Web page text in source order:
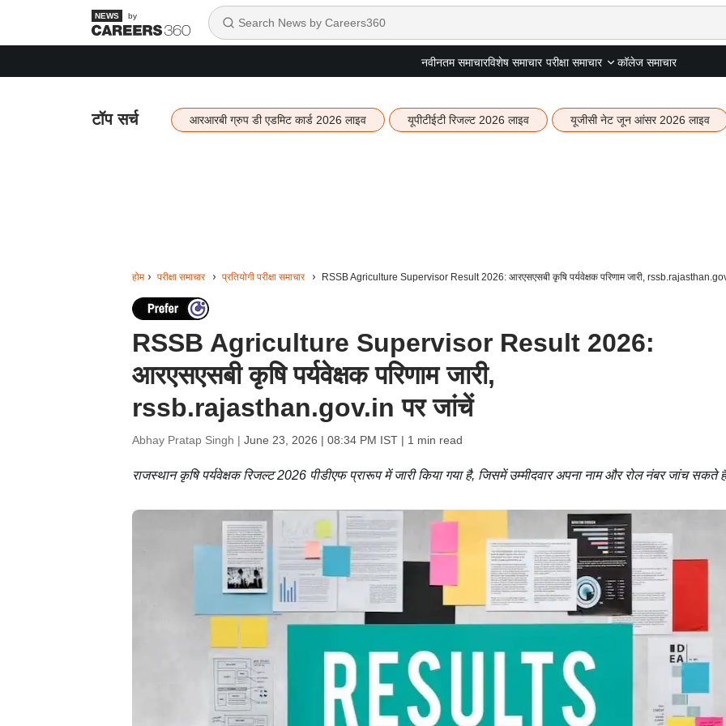
by
नवीनतम समाचारविशेष समाचार परीक्षा समाचार कॉलेज समाचार
टॉप सर्च आरआरबी ग्रुप डी एडमिट कार्ड 2026 लाइव यूपीटीईटी रिजल्ट 2026 लाइव यूजीसी नेट जून आंसर 2026 लाइव
होम परीक्षा समाचार प्रतियोगी परीक्षा समाचार RSSB Agriculture Supervisor Result 2026: आरएसएसबी कृषि पर्यवेक्षक परिणाम जारी,
RSSB Agriculture Supervisor Result 2026:
आरएसएसबी कृषि पर्यवेक्षक परिणाम जारी,
rssb.rajasthan.gov.in पर जांचें
Abhay Pratap Singh | June 23, 2026 | 08:34 PM IST| 1 min read
राजस्थान कृषि पर्यवेक्षक रिजल्ट 2026 पीडीएफ प्रारूप में जारी किया गया है, जिसमें उम्मीदवार अपना नाम और रोल नंबर जांच सकते